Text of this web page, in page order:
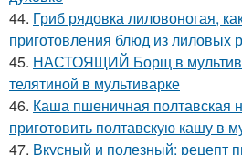
44. Гриб рядовка лиловоногая,
приготовления блюд из лиловых
45. НАСТОЯЩИЙ Борщ в
телятиной в мультиварке
46. Каша пшеничная полтавская
приготовить полтавскую кашу в
47. Вкусный и полезный: рецепт